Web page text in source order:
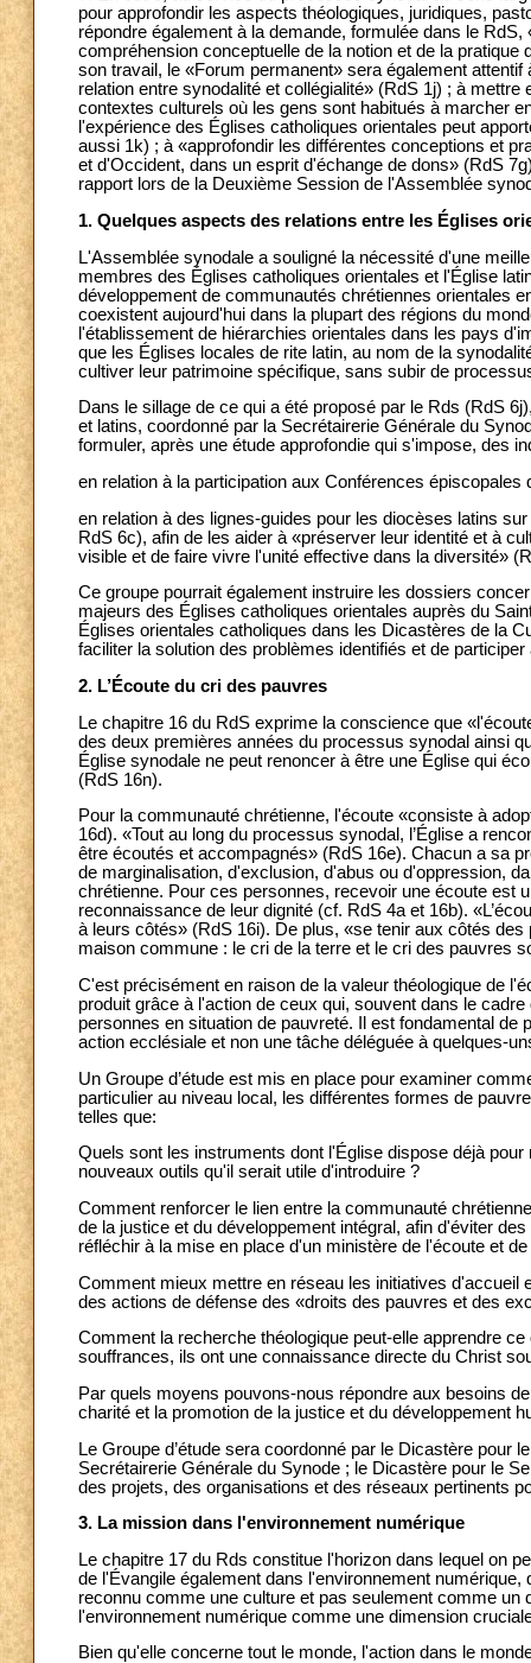
pour approfondir les aspects théologiques, juridiques,
répondre également à la demande, formulée dans le
compréhension conceptuelle de la notion et de la
son travail, le «Forum permanent» sera également
relation entre synodalité et collégialité» (RdS 1j) ; à
contextes culturels où les gens sont habitués à marcher
l'expérience des Églises catholiques orientales peut
aussi 1k) ; à «approfondir les différentes conceptions et
et d'Occident, dans un esprit d'échange de dons» (RdS
rapport lors de la Deuxième Session de l'Assemblée
1. Quelques aspects des relations entre les Églises
L'Assemblée synodale a souligné la nécessité d'une
membres des Églises catholiques orientales et l'Église
développement de communautés chrétiennes orientales
coexistent aujourd'hui dans la plupart des régions du
l'établissement de hiérarchies orientales dans les pays
que les Églises locales de rite latin, au nom de la
cultiver leur patrimoine spécifique, sans subir de
Dans le sillage de ce qui a été proposé par le Rds (RdS
et latins, coordonné par la Secrétairerie Générale du
formuler, après une étude approfondie qui s'impose, des
en relation à la participation aux Conférences
en relation à des lignes-guides pour les diocèses latins
RdS 6c), afin de les aider à «préserver leur identité et à
visible et de faire vivre l'unité effective dans la diversité»
Ce groupe pourrait également instruire les dossiers
majeurs des Églises catholiques orientales auprès du
Églises orientales catholiques dans les Dicastères de la
faciliter la solution des problèmes identifiés et de
2. L’Écoute du cri des pauvres
Le chapitre 16 du RdS exprime la conscience que
des deux premières années du processus synodal ainsi
Église synodale ne peut renoncer à être une Église qui
(RdS 16n).
Pour la communauté chrétienne, l'écoute «consiste à
16d). «Tout au long du processus synodal, l’Église a
être écoutés et accompagnés» (RdS 16e). Chacun a sa
de marginalisation, d'exclusion, d'abus ou d'oppression,
chrétienne. Pour ces personnes, recevoir une écoute est
reconnaissance de leur dignité (cf. RdS 4a et 16b).
à leurs côtés» (RdS 16i). De plus, «se tenir aux côtés
maison commune : le cri de la terre et le cri des pauvres
C'est précisément en raison de la valeur théologique de
produit grâce à l'action de ceux qui, souvent dans le
personnes en situation de pauvreté. Il est fondamental
action ecclésiale et non une tâche déléguée à quelques-
Un Groupe d’étude est mis en place pour examiner
particulier au niveau local, les différentes formes de
telles que:
Quels sont les instruments dont l'Église dispose déjà
nouveaux outils qu'il serait utile d'introduire ?
Comment renforcer le lien entre la communauté
de la justice et du développement intégral, afin d'éviter
réfléchir à la mise en place d'un ministère de l'écoute et
Comment mieux mettre en réseau les initiatives
des actions de défense des «droits des pauvres et des
Comment la recherche théologique peut-elle apprendre
souffrances, ils ont une connaissance directe du Christ
Par quels moyens pouvons-nous répondre aux besoins
charité et la promotion de la justice et du développement
Le Groupe d’étude sera coordonné par le Dicastère pour
Secrétairerie Générale du Synode ; le Dicastère pour le
des projets, des organisations et des réseaux pertinents
3. La mission dans l'environnement numérique
Le chapitre 17 du Rds constitue l'horizon dans lequel on
de l'Évangile également dans l'environnement
reconnu comme une culture et pas seulement comme
l'environnement numérique comme une dimension
Bien qu'elle concerne tout le monde, l'action dans le